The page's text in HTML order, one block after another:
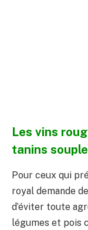
Les vins
tanins
Pour ceux qui
royal demande
d’éviter toute
légumes et pois